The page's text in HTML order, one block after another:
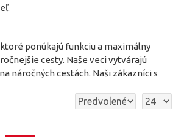
ponúkajú funkciu a maximálny
cesty. Naše veci vytvárajú
náročných cestách. Naši zákazníci s